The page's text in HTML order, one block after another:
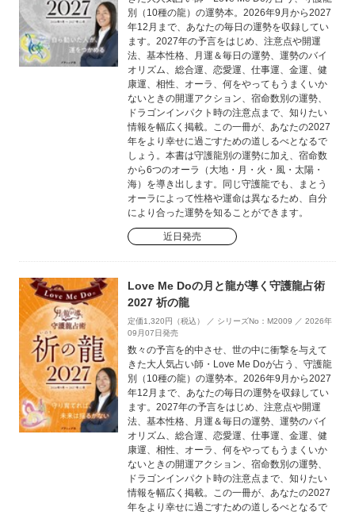
別（10種の龍）の運勢本。2026年9月から2027
年12月まで、あなたの毎日の運勢を収録してい
ます。2027年の予言をはじめ、注意点や開運
法、基本性格、月運＆毎日の運勢、運勢のバイ
オリズム、総合運、恋愛運、仕事運、金運、健
康運、相性、オーラ、何をやってもうまくいか
ないときの開運アクション、宿命数別の運勢、
ドラゴンインパクト時の注意点まで、知りたい
情報を幅広く掲載。この一冊が、あなたの2027
年をより幸せに過ごすための道しるべとなるで
しょう。本書は守護龍別の運勢に加え、宿命数
から6つのオーラ（大地・月・火・風・太陽・
海）を導き出します。同じ守護龍でも、まとう
オーラによって性格や運命は異なるため、自分
により合った運勢を知ることができます。
近日発売
Love Me Doの月と龍が導く守護龍占術
2027 祈の龍
定価1,320円（税込） ／ シリーズNo：M2009 ／ 2026年
09月07日発売
数々の予言を的中させ、世の中に衝撃を与えて
きた大人気占い師・Love Me Doが占う、守護龍
別（10種の龍）の運勢本。2026年9月から2027
年12月まで、あなたの毎日の運勢を収録してい
ます。2027年の予言をはじめ、注意点や開運
法、基本性格、月運＆毎日の運勢、運勢のバイ
オリズム、総合運、恋愛運、仕事運、金運、健
康運、相性、オーラ、何をやってもうまくいか
ないときの開運アクション、宿命数別の運勢、
ドラゴンインパクト時の注意点まで、知りたい
情報を幅広く掲載。この一冊が、あなたの2027
年をより幸せに過ごすための道しるべとなるで